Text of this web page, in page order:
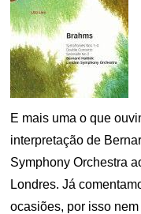
E mais uma o que
interpretação de
Symphony Orchestra
Londres. Já
ocasiões, por isso